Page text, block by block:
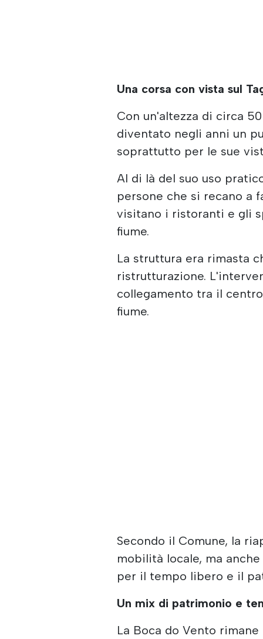
Una corsa con vista sul
Con un'altezza di circa
diventato negli anni un
soprattutto per le sue
Al di là del suo uso
persone che si recano a
visitano i ristoranti e gli
fiume.
La struttura era rimasta
ristrutturazione.
collegamento tra il
fiume.
Secondo il Comune, la
mobilità locale, ma
per il tempo libero e il
Un mix di patrimonio e
La Boca do Vento